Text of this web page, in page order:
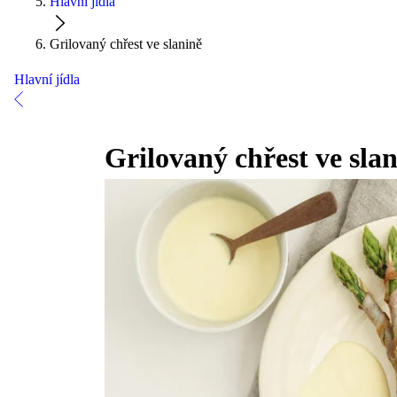
Grilovaný chřest ve slanině
Hlavní jídla
Grilovaný chřest ve